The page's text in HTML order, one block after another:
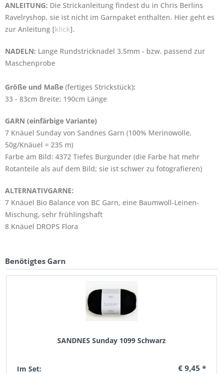
ANLEITUNG: Die Strickanleitung findest du in Chris Berlins
Ravelryshop, sie ist nicht im Garnpaket enthalten. Hier geht es
zur Anleitung [klick].
NADELN: Lange Rundstricknadel 3,5mm - bzw. passend zur
Maschenprobe
Größe und Maße (fertiges Strickstück):
33 - 83cm Breite; 190cm Länge
GARN (einfärbige Variante)
7 Knäuel Sunday von Sandnes Garn (100% Merinowolle,
50g/Knäuel = 235 m)
Farbe am Bild: 4372 Tiefes Burgunder (die Farbe hat mehr
Rotanteile als auf dem Bild; sie ist schwer zu fotografieren)
ALTERNATIVGARNE:
7 Knäuel Bio Balance von BC Garn, eine Baumwoll-Leinen-
Mischung, sehr frühlingshaft
8 Knäuel DROPS Flora
Benötigtes Garn
SANDNES Sunday 1099 Schwarz
Im Set: € 9,45 *